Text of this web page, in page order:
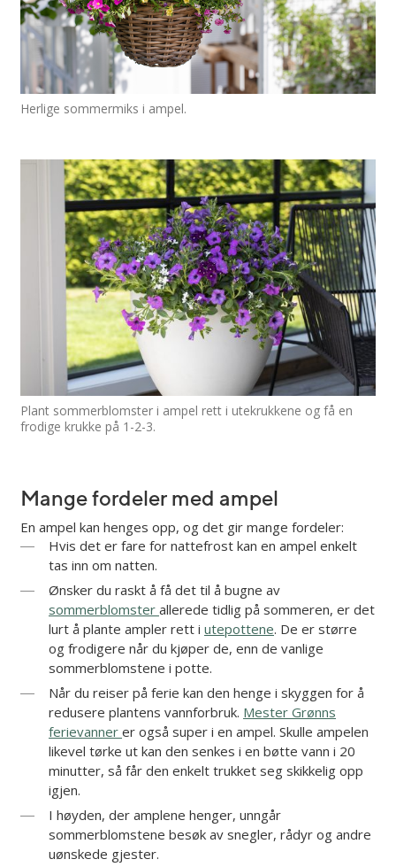
Herlige sommermiks i ampel.
Plant sommerblomster i ampel rett i utekrukkene og få en
frodige krukke på 1-2-3.
Mange fordeler med ampel
En ampel kan henges opp, og det gir mange fordeler:
Hvis det er fare for nattefrost kan en ampel enkelt
tas inn om natten.
Ønsker du raskt å få det til å bugne av
sommerblomster allerede tidlig på sommeren, er det
lurt å plante ampler rett i utepottene. De er større
og frodigere når du kjøper de, enn de vanlige
sommerblomstene i potte.
Når du reiser på ferie kan den henge i skyggen for å
redusere plantens vannforbruk. Mester Grønns
ferievanner er også super i en ampel. Skulle ampelen
likevel tørke ut kan den senkes i en bøtte vann i 20
minutter, så får den enkelt trukket seg skikkelig opp
igjen.
I høyden, der amplene henger, unngår
sommerblomstene besøk av snegler, rådyr og andre
uønskede gjester.